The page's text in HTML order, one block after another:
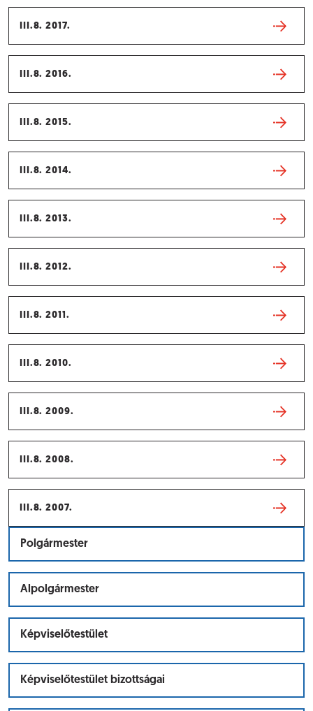
III.8. 2017.
III.8. 2016.
III.8. 2015.
III.8. 2014.
III.8. 2013.
III.8. 2012.
III.8. 2011.
III.8. 2010.
III.8. 2009.
III.8. 2008.
III.8. 2007.
Polgármester
Alpolgármester
Képviselőtestület
Képviselőtestület bizottságai